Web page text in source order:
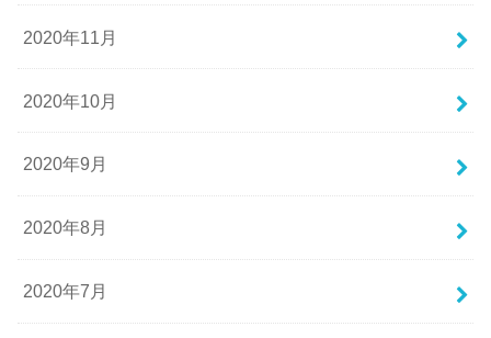
2020年11月
2020年10月
2020年9月
2020年8月
2020年7月